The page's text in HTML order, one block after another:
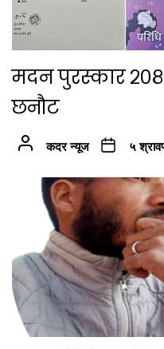
मदन पुरस्कार
छनौट
कदर न्यूज ५